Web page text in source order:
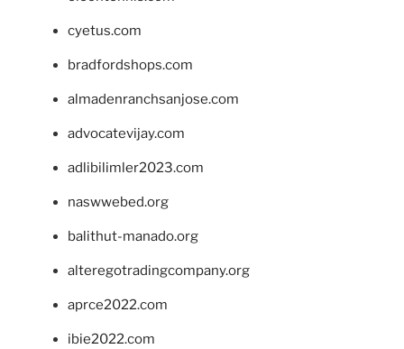
cyetus.com
bradfordshops.com
almadenranchsanjose.com
advocatevijay.com
adlibilimler2023.com
naswwebed.org
balithut-manado.org
alteregotradingcompany.org
aprce2022.com
ibie2022.com